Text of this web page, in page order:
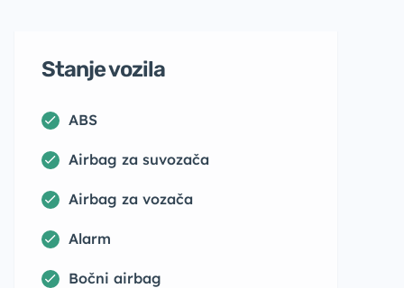
Stanje vozila
ABS
Airbag za suvozača
Airbag za vozača
Alarm
Bočni airbag